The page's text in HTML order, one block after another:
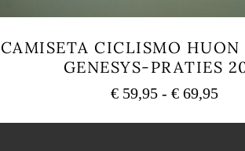
CAMISETA CICLISMO
GENESYS-PRATIES
€59,95 - €69,95